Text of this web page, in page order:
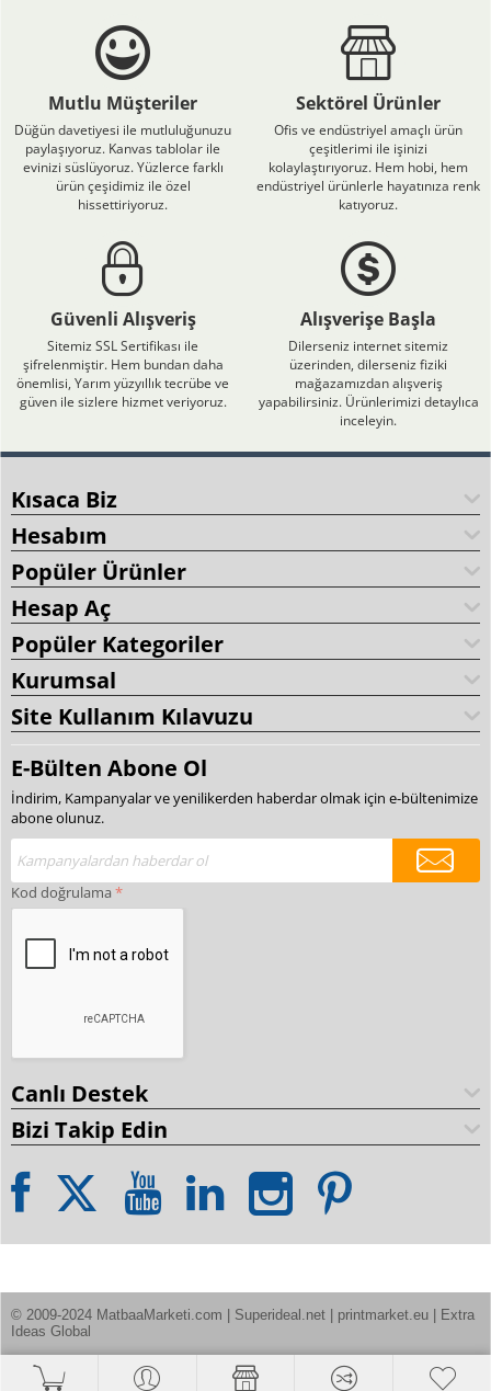
Mutlu Müşteriler
Düğün davetiyesi ile mutluluğunuzu
paylaşıyoruz. Kanvas tablolar ile
evinizi süslüyoruz. Yüzlerce farklı
ürün çeşidimiz ile özel
hissettiriyoruz.
Sektörel Ürünler
Ofis ve endüstriyel amaçlı ürün
çeşitlerimi ile işinizi
kolaylaştırıyoruz. Hem hobi, hem
endüstriyel ürünlerle hayatınıza renk
katıyoruz.
Güvenli Alışveriş
Sitemiz SSL Sertifikası ile
şifrelenmiştir. Hem bundan daha
önemlisi, Yarım yüzyıllık tecrübe ve
güven ile sizlere hizmet veriyoruz.
Alışverişe Başla
Dilerseniz internet sitemiz
üzerinden, dilerseniz fiziki
mağazamızdan alışveriş
yapabilirsiniz. Ürünlerimizi detaylıca
inceleyin.
Kısaca Biz
Hesabım
Popüler Ürünler
Hesap Aç
Popüler Kategoriler
Kurumsal
Site Kullanım Kılavuzu
E-Bülten Abone Ol
İndirim, Kampanyalar ve yenilikerden haberdar olmak için e-bültenimize
abone olunuz.
Kod doğrulama
Canlı Destek
Bizi Takip Edin
© 2009-2024 MatbaaMarketi.com | Superideal.net | printmarket.eu | Extra
Ideas Global